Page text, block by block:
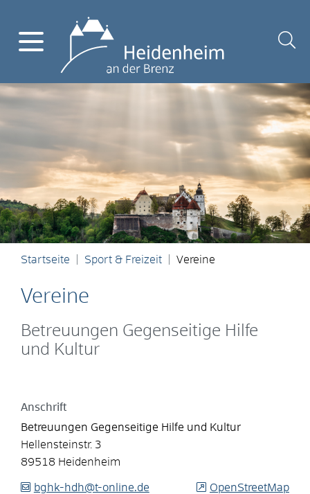
Startseite Sport & Freizeit Vereine
Vereine
Betreuungen Gegenseitige Hilfe
und Kultur
Anschrift
Betreuungen Gegenseitige Hilfe und Kultur
Hellensteinstr. 3
89518 Heidenheim
OpenStreetMap
bghk-hdh@t-online.de